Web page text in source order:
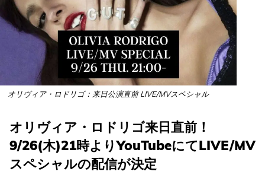
オリヴィア・ロドリゴ：来日公演直前 LIVE/MVスペシャル
オリヴィア・ロドリゴ来日直前！
9/26(木)21時よりYouTubeにてLIVE/MV
スペシャルの配信が決定